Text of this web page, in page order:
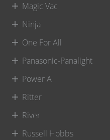
Magic Vac
Ninja
One For All
Panasonic-Panalight
Power A
Ritter
River
Russell Hobbs